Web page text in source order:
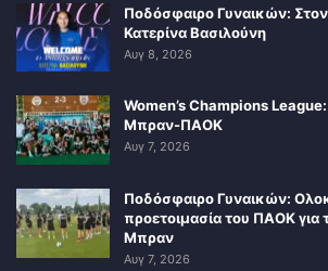
Ποδόσφαιρο Γυναικών:
Κατερίνα Βασιλούνη
Αυγ 8, 2026
Women’s Champions
Μπραν-ΠΑΟΚ
Αυγ 7, 2026
Ποδόσφαιρο Γυναικών:
προετοιμασία του ΠΑΟΚ για
Μπραν
Αυγ 7, 2026